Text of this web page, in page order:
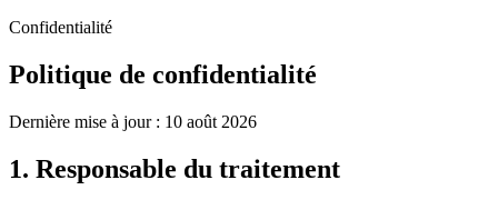
Confidentialité
Politique de confidentialité
Dernière mise à jour : 10 août 2026
1. Responsable du traitement